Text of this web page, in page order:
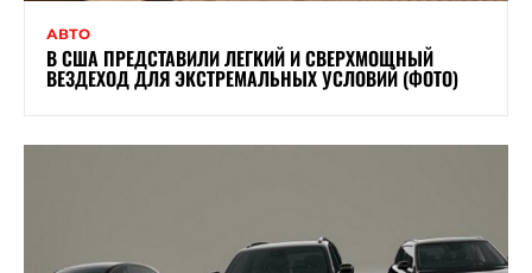
АВТО
В США ПРЕДСТАВИЛИ ЛЕГКИЙ И СВЕРХМОЩНЫЙ
ВЕЗДЕХОД ДЛЯ ЭКСТРЕМАЛЬНЫХ УСЛОВИЙ (ФОТО)